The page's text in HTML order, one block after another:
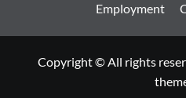
Employment
Copyright © All rights